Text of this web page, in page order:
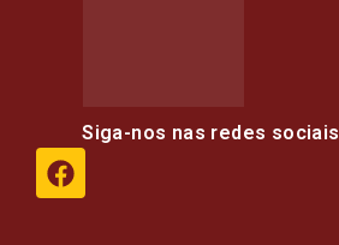
Siga-nos nas redes sociais